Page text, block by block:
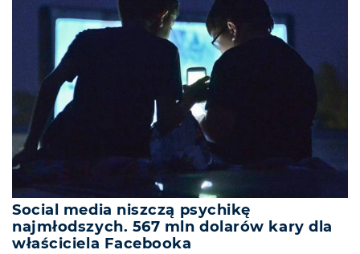
Social media niszczą psychikę
najmłodszych. 567 mln dolarów kary dla
właściciela Facebooka